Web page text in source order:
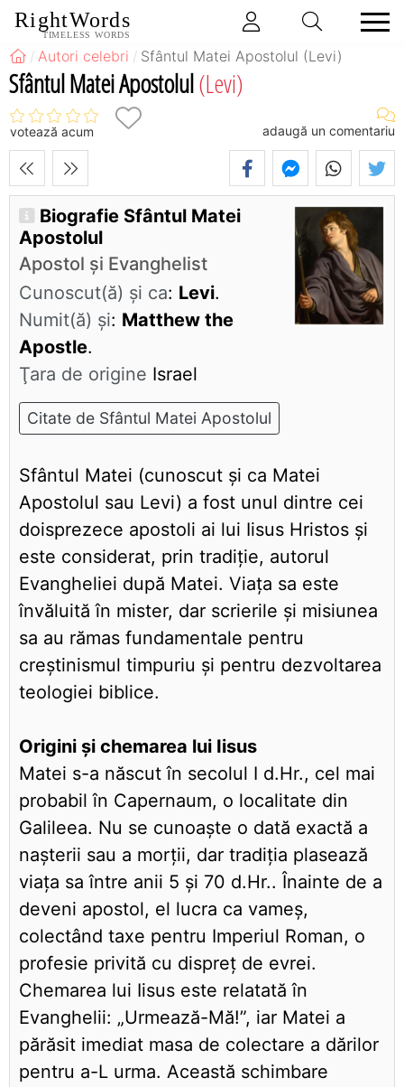
RightWords
TIMELESS WORDS
Autori celebri Sfântul Matei Apostolul (Levi)
Sfântul Matei Apostolul(Levi)
votează acum adaugă un comentariu
Biografie Sfântul Matei
Apostolul
Apostol și Evanghelist
Cunoscut(ă) și ca: Levi.
Numit(ă) și: Matthew the
Apostle.
Ţara de origine Israel
Citate de Sfântul Matei Apostolul
Sfântul Matei (cunoscut și ca Matei
Apostolul sau Levi) a fost unul dintre cei
doisprezece apostoli ai lui Iisus Hristos și
este considerat, prin tradiție, autorul
Evangheliei după Matei. Viața sa este
învăluită în mister, dar scrierile și misiunea
sa au rămas fundamentale pentru
creștinismul timpuriu și pentru dezvoltarea
teologiei biblice.
Origini și chemarea lui Iisus
Matei s-a născut în secolul I d.Hr., cel mai
probabil în Capernaum, o localitate din
Galileea. Nu se cunoaște o dată exactă a
nașterii sau a morții, dar tradiția plasează
viața sa între anii 5 și 70 d.Hr.. Înainte de a
deveni apostol, el lucra ca vameș,
colectând taxe pentru Imperiul Roman, o
profesie privită cu dispreț de evrei.
Chemarea lui Iisus este relatată în
Evanghelii: „Urmează-Mă!”, iar Matei a
părăsit imediat masa de colectare a dărilor
pentru a-L urma. Această schimbare